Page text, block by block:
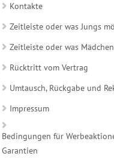
Kontakte
Zeitleiste oder was Jungs
Zeitleiste oder was
Rücktritt vom Vertrag
Umtausch, Rückgabe und
Impressum
Bedingungen für
Garantien